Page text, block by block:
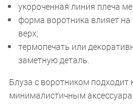
укороченная линия плеча
форма воротника влияет на
верх;
термопечать или
заметную деталь.
Блуза с воротником подходит
минималистичным